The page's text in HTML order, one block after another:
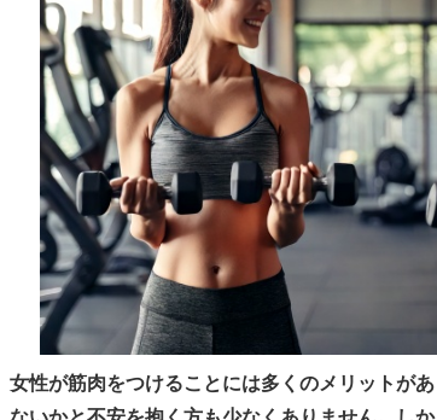
女性が筋肉をつけることには多くのメリットが